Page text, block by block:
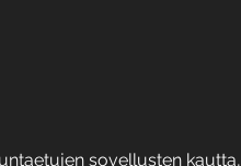
sovellusten kautta,